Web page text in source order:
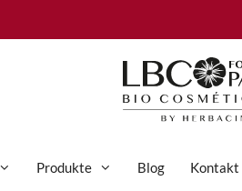
Produkte Blog Kontakt